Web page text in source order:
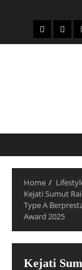
Home
Kejati Sumut
Type A
Award 2025
Kejati